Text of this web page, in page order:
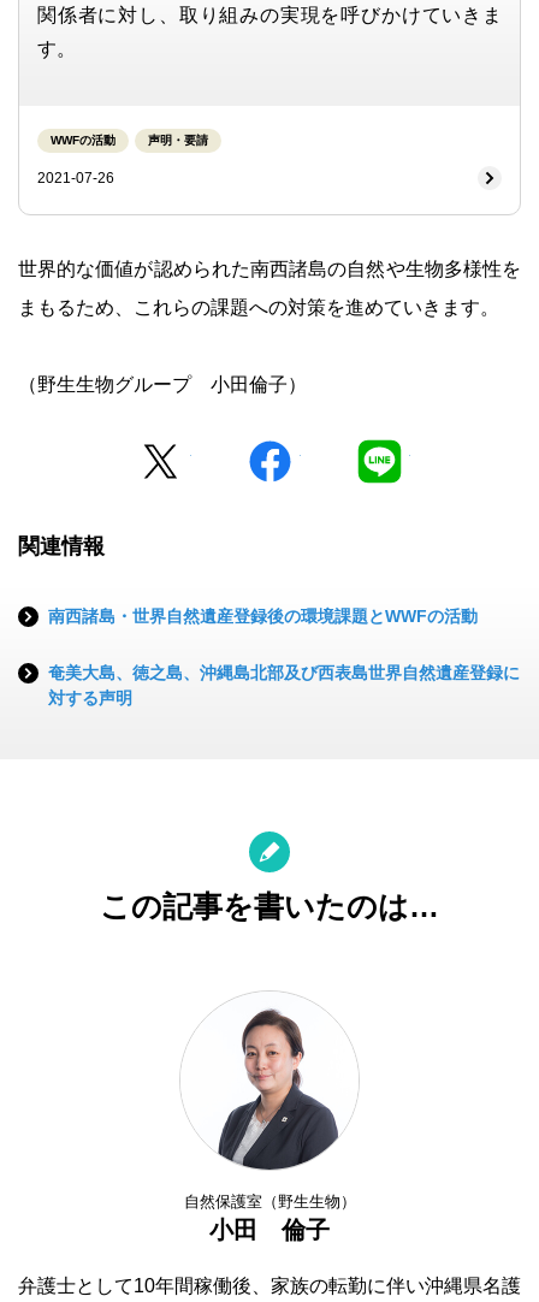
関係者に対し、取り組みの実現を呼びかけていきま
す。
WWFの活動 声明・要請
2021-07-26
世界的な価値が認められた南西諸島の自然や生物多様性を
まもるため、これらの課題への対策を進めていきます。
（野生生物グループ 小田倫子）
facebook
関連情報
南西諸島・世界自然遺産登録後の環境課題とWWFの活動
奄美大島、徳之島、沖縄島北部及び西表島世界自然遺産登録に
対する声明
この記事を書いたのは…
自然保護室（野生生物）
小田 倫子
弁護士として10年間稼働後、家族の転勤に伴い沖縄県名護